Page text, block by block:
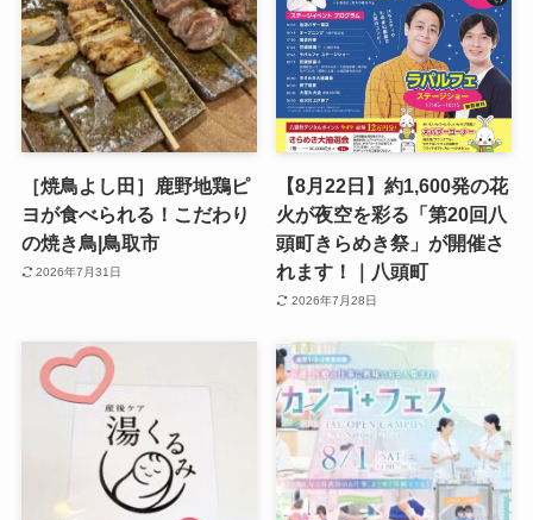
［焼鳥よし田］鹿野地鶏ピ
ヨが食べられる！こだわり
の焼き鳥|鳥取市
2026年7月31日
【8月22日】約1,600発の花
火が夜空を彩る「第20回八
頭町きらめき祭」が開催さ
れます！｜八頭町
2026年7月28日